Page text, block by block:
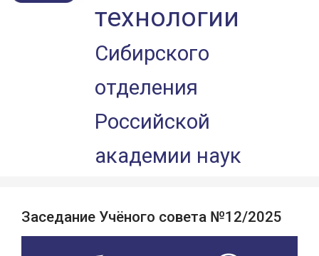
технологии
Сибирского
отделения
Российской
академии наук
Заседание Учёного совета №12/2025